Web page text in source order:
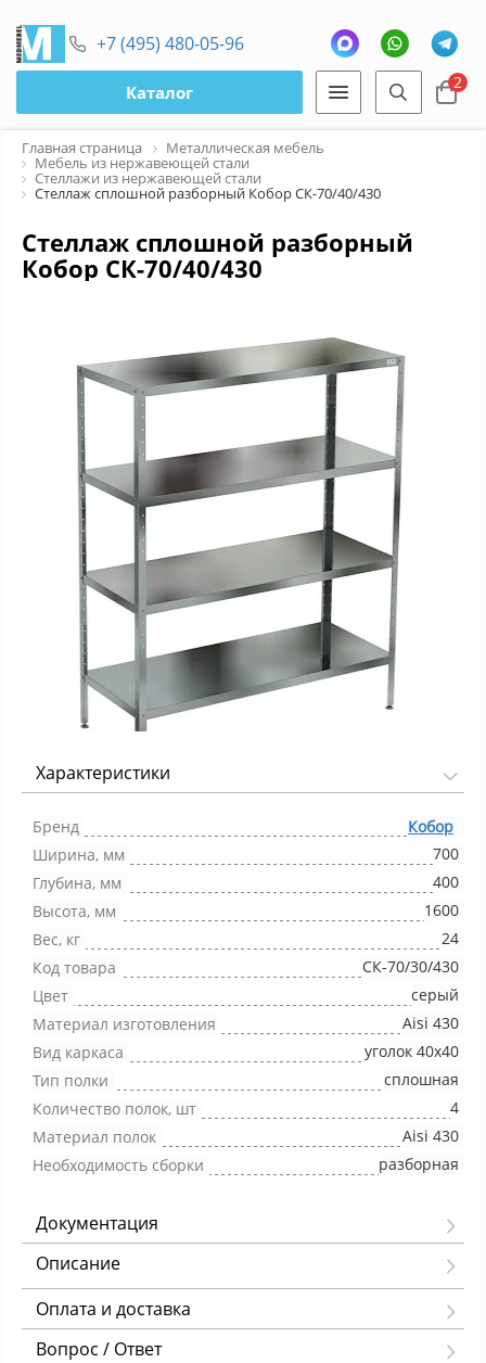
+7 (495) 480-05-96
Каталог 2
Главная страница Металлическая мебель
Мебель из нержавеющей стали
Стеллажи из нержавеющей стали
Стеллаж сплошной разборный Кобор СК-70/40/430
Стеллаж сплошной разборный
Кобор СК-70/40/430
Характеристики
Бренд
Кобор
Ширина, мм
700
Глубина, мм
400
Высота, мм
1600
Вес, кг
24
Код товара
СК-70/30/430
Цвет
серый
Материал изготовления
Aisi 430
Вид каркаса
уголок 40х40
Тип полки
сплошная
Количество полок, шт
4
Материал полок
Aisi 430
Необходимость сборки
разборная
Документация
Описание
Оплата и доставка
Вопрос / Ответ